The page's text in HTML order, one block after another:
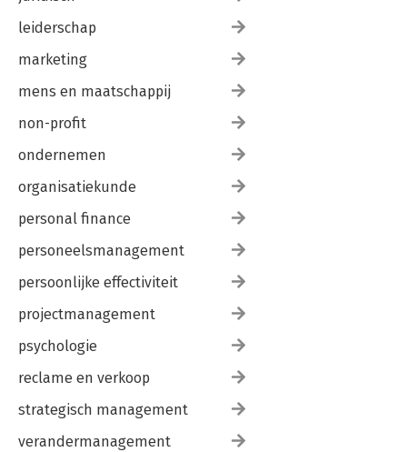
leiderschap
marketing
mens en maatschappij
non-profit
ondernemen
organisatiekunde
personal finance
personeelsmanagement
persoonlijke effectiviteit
projectmanagement
psychologie
reclame en verkoop
strategisch management
verandermanagement